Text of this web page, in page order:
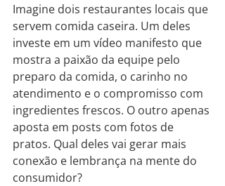
Imagine dois restaurantes locais que
servem comida caseira. Um deles
investe em um vídeo manifesto que
mostra a paixão da equipe pelo
preparo da comida, o carinho no
atendimento e o compromisso com
ingredientes frescos. O outro apenas
aposta em posts com fotos de
pratos. Qual deles vai gerar mais
conexão e lembrança na mente do
consumidor?